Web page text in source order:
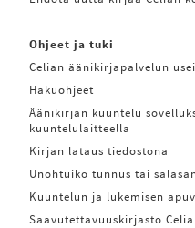
Ohjeet ja tuki
Celian äänikirjapalvelun
Hakuohjeet
Äänikirjan kuuntelu
kuuntelulaitteella
Kirjan lataus tiedostona
Unohtuiko tunnus tai
Kuuntelun ja lukemisen
Saavutettavuuskirjasto